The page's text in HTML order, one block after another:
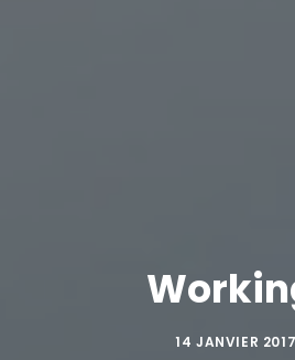
14 JANVIER 2017